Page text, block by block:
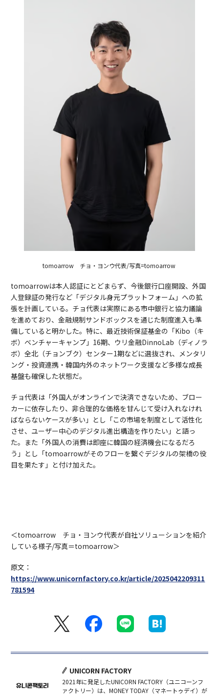
tomoarrow チョ・ヨンウ代表/写真=tomoarrow
tomoarrowは本人認証にとどまらず、今後銀行口座開設、外国
人登録証の発行など「デジタル身元プラットフォーム」への拡
張を計画している。チョ代表は実際にある市中銀行と協力議論
を進めており、金融規制サンドボックスを通じた制度進入も準
備していると明かした。特に、最近技術保証基金の「Kibo（キ
ボ）ベンチャーキャンプ」16期、ウリ金融DinnoLab（ディノラ
ボ）全北（チョンブク）センター1期などに選抜され、メンタリ
ング・投資連携・韓国内外のネットワーク支援など多様な成長
基盤も確保した状態だ。
チョ代表は「外国人がオンラインで決済できないため、ブロー
カーに依存したり、非合理的な価格を甘んじて受け入れなけれ
ばならないケースが多い」とし「この市場を制度として活性化
させ、ユーザー中心のデジタル進出構造を作りたい」と語っ
た。また「外国人の消費は即座に韓国の経済機会になるだろ
う」とし「tomoarrowがそのフローを繋ぐデジタルの架橋の役
目を果たす」と付け加えた。
＜tomoarrow チョ・ヨンウ代表が自社ソリューションを紹介
している様子/写真＝tomoarrow＞
原文：
https://www.unicornfactory.co.kr/article/2025042209311
781594
UNICORN FACTORY
2021年に発足したUNICORN FACTORY（ユニコーンフ
ァクトリー）は、MONEY TODAY（マネートゥデイ）が